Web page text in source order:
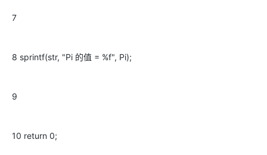
7
8 sprintf(str, "Pi 的值 = %f", Pi);
9
10 return 0;